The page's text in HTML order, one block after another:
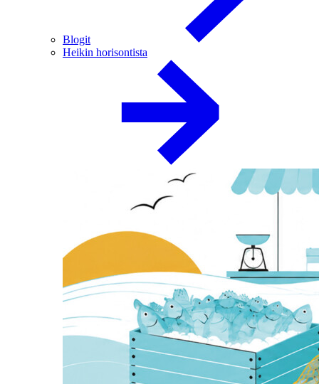
Blogit
Heikin horisontista